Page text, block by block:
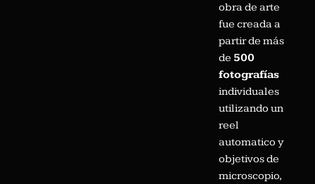
obra de arte
fue creada a
partir de más
de 500
fotografías
individuales
utilizando un
reel
automatico y
objetivos de
microscopio,